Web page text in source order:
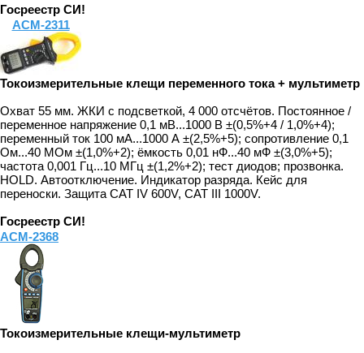
Госреестр СИ!
АСМ-2311
Токоизмерительные клещи переменного тока + мультиметр
Охват 55 мм. ЖКИ с подсветкой, 4 000 отсчётов. Постоянное /
переменное напряжение 0,1 мВ...1000 В ±(0,5%+4 / 1,0%+4);
переменный ток 100 мА...1000 А ±(2,5%+5); сопротивление 0,1
Ом...40 МОм ±(1,0%+2); ёмкость 0,01 нФ...40 мФ ±(3,0%+5);
частота 0,001 Гц...10 МГц ±(1,2%+2); тест диодов; прозвонка.
HOLD. Автоотключение. Индикатор разряда. Кейс для
переноски. Защита CAT IV 600V, CAT III 1000V.
Госреестр СИ!
АСМ-2368
Токоизмерительные клещи-мультиметр